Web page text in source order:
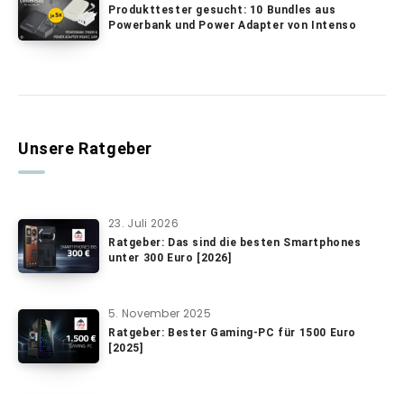
Produkttester gesucht: 10 Bundles aus
Powerbank und Power Adapter von Intenso
Unsere Ratgeber
23. Juli 2026
Ratgeber: Das sind die besten Smartphones
unter 300 Euro [2026]
5. November 2025
Ratgeber: Bester Gaming-PC für 1500 Euro
[2025]